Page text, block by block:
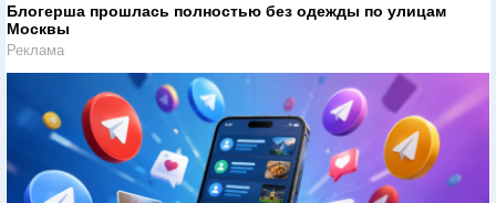
Блогерша прошлась полностью без одежды по улицам
Москвы
Реклама